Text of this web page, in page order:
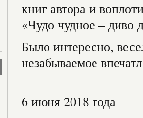
книг автора и
«Чудо чудное – диво
Было интересно,
незабываемое
6 июня 2018 года